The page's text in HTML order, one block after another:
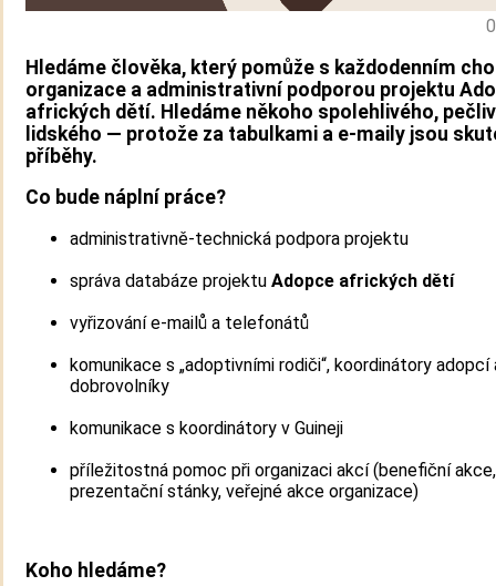
Hledáme člověka, který pomůže s každodenním
organizace a administrativní podporou projektu
afrických dětí. Hledáme někoho spolehlivého,
lidského — protože za tabulkami a e-maily jsou
příběhy.
Co bude náplní práce?
administrativně-technická podpora projektu
správa databáze projektu Adopce afrických dětí
vyřizování e-mailů a telefonátů
komunikace s „adoptivními rodiči“, koordinátory adopcí
dobrovolníky
komunikace s koordinátory v Guineji
příležitostná pomoc při organizaci akcí (benefiční akce,
prezentační stánky, veřejné akce organizace)
Koho hledáme?